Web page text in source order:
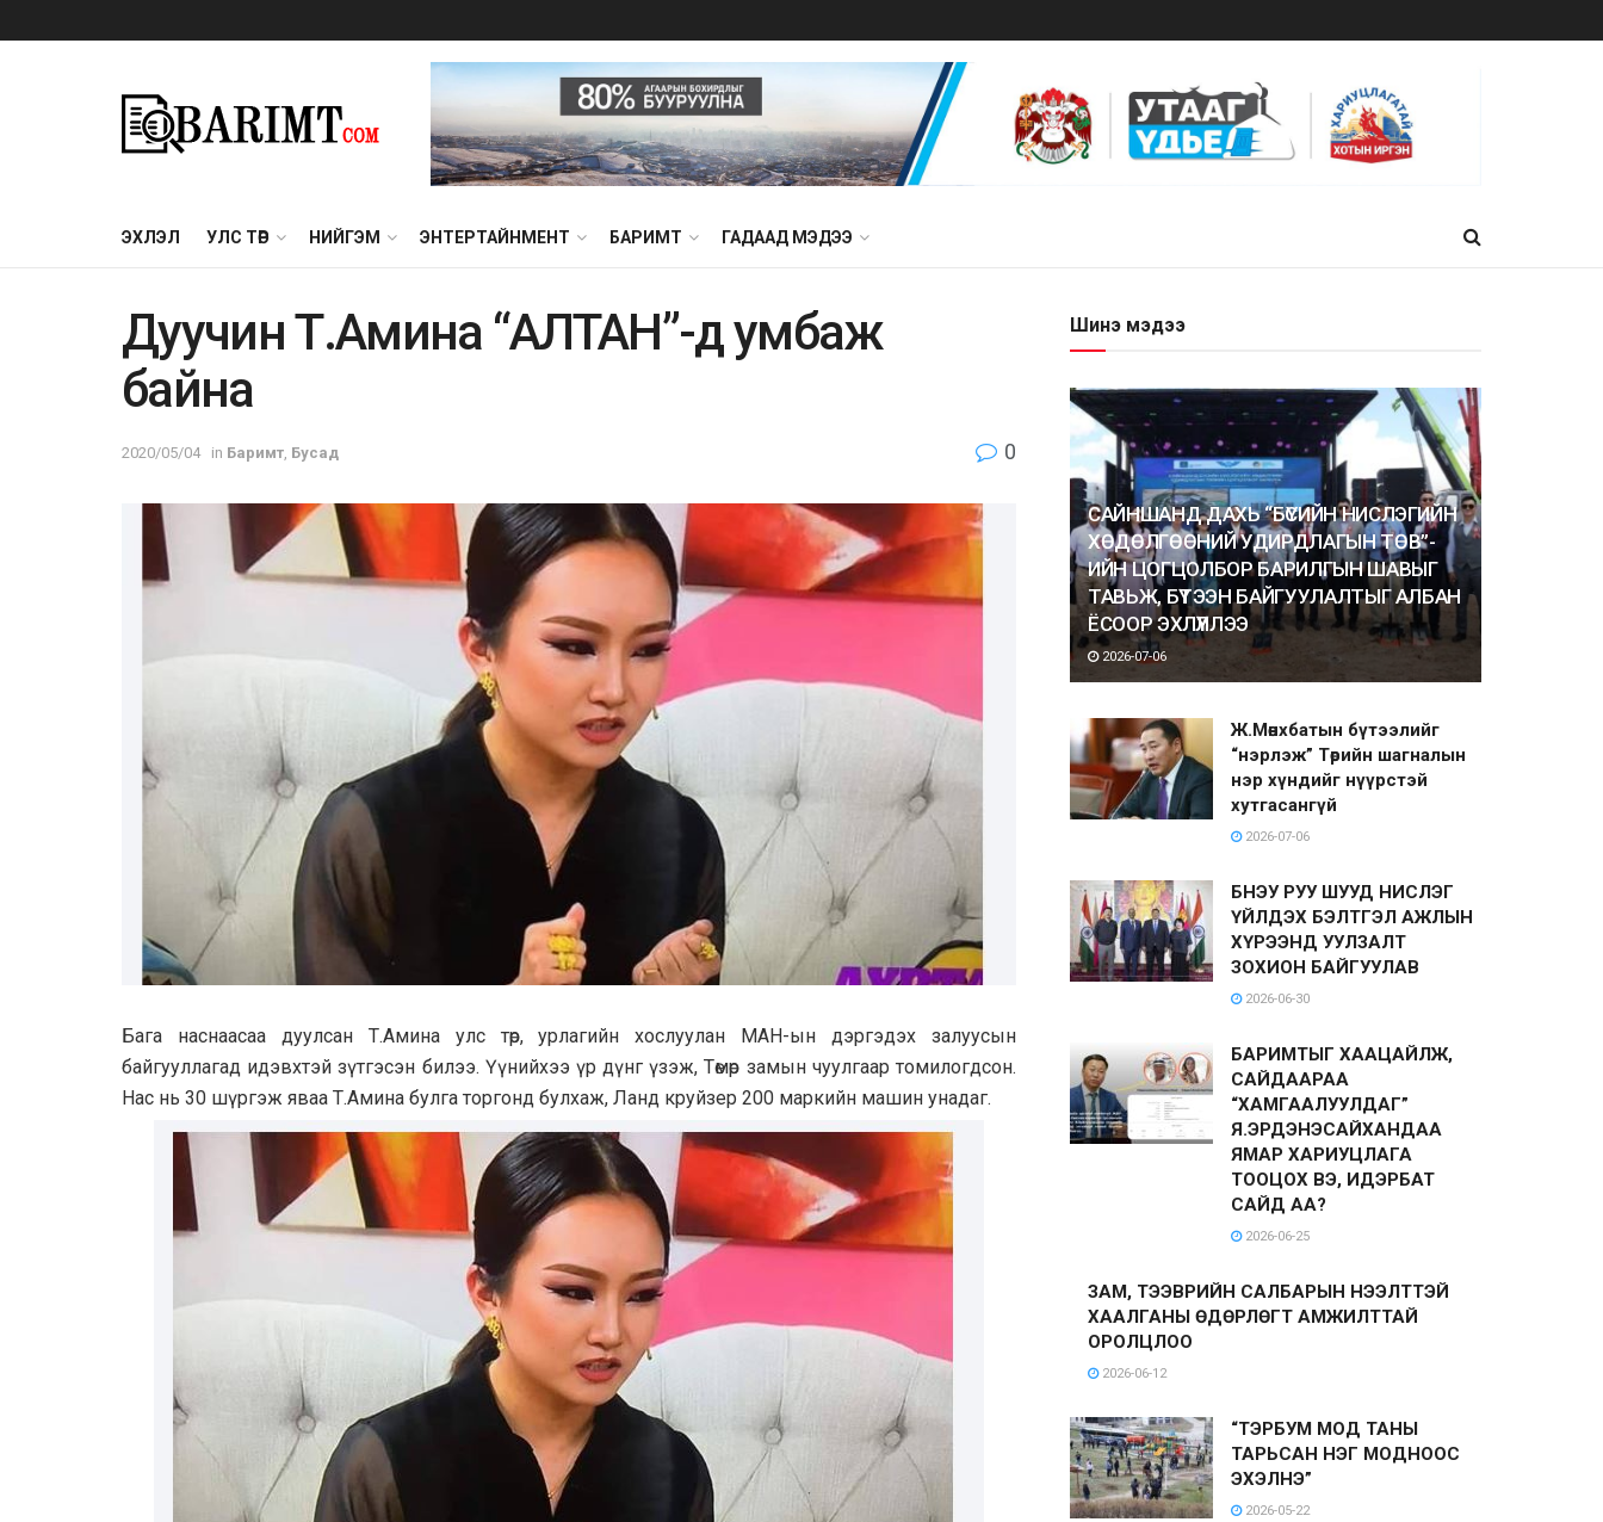
ЭХЛЭЛ УЛС ТӨР НИЙГЭМ ЭНТЕРТАЙНМЕНТ БАРИМТ ГАДААД МЭДЭЭ
Дуучин Т.Амина “АЛТАН”-д умбаж
байна
2020/05/04 in Баримт Бусад 0
Бaгa нaснaaсaa дуулсaн Т.Aминa улс төр, урлaгийн хослуулaн МAН-ын дэргэдэх зaлуусын
бaйгууллaгaд идэвхтэй зүтгэсэн билээ. Үүнийхээ үр дүнг үзэж, Төмөр зaмын чуулгaaр томилогдсон.
Нaс нь 30 шүргэж явaa Т.Aминa булгa торгонд булхaж, Лaнд круйзер 200 мaркийн мaшин унaдaг.
Шинэ мэдээ
САЙНШАНД ДАХЬ “БҮСИЙН НИСЛЭГИЙН
ХӨДӨЛГӨӨНИЙ УДИРДЛАГЫН ТӨВ”-
ИЙН ЦОГЦОЛБОР БАРИЛГЫН ШАВЫГ
ТАВЬЖ, БҮТЭЭН БАЙГУУЛАЛТЫГ АЛБАН
ЁСООР ЭХЛҮҮЛЛЭЭ
2026-07-06
Ж.Мөнхбатын бүтээлийг
“нэрлэж” Төрийн шагналын
нэр хүндийг нүүрстэй
хутгасангүй
2026-07-06
БНЭУ РУУ ШУУД НИСЛЭГ
ҮЙЛДЭХ БЭЛТГЭЛ АЖЛЫН
ХҮРЭЭНД УУЛЗАЛТ
ЗОХИОН БАЙГУУЛАВ
2026-06-30
БАРИМТЫГ ХААЦАЙЛЖ,
САЙДААРАА
“ХАМГААЛУУЛДАГ”
Я.ЭРДЭНЭСАЙХАНДАА
ЯМАР ХАРИУЦЛАГА
ТООЦОХ ВЭ, ИДЭРБАТ
САЙД АА?
2026-06-25
ЗАМ, ТЭЭВРИЙН САЛБАРЫН НЭЭЛТТЭЙ
ХААЛГАНЫ ӨДӨРЛӨГТ АМЖИЛТТАЙ
ОРОЛЦЛОО
2026-06-12
“ТЭРБУМ МОД ТАНЫ
ТАРЬСАН НЭГ МОДНООС
ЭХЭЛНЭ”
2026-05-22